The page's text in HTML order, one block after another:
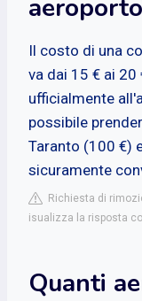
Il costo di una
va dai 15 € ai
ufficialmente
possibile
Taranto (100 €)
sicuramente
Richiesta di
isualizza la risposta
Quanti